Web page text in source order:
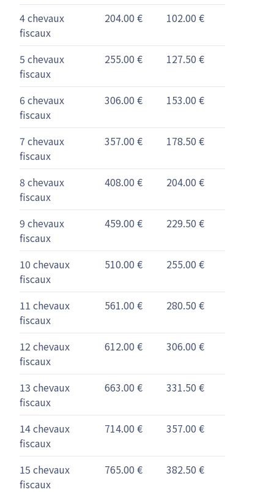
4 chevaux
fiscaux
204.00 € 102.00 €
5 chevaux
fiscaux
255.00 € 127.50 €
6 chevaux
fiscaux
306.00 € 153.00 €
7 chevaux
fiscaux
357.00 € 178.50 €
8 chevaux
fiscaux
408.00 € 204.00 €
9 chevaux
fiscaux
459.00 € 229.50 €
10 chevaux
fiscaux
510.00 € 255.00 €
11 chevaux
fiscaux
561.00 € 280.50 €
12 chevaux
fiscaux
612.00 € 306.00 €
13 chevaux
fiscaux
663.00 € 331.50 €
14 chevaux
fiscaux
714.00 € 357.00 €
15 chevaux
fiscaux
765.00 € 382.50 €